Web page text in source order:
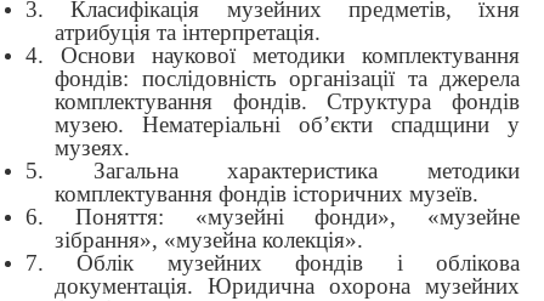
3. Класифікація музейних предметів, їхня
атрибуція та інтерпретація.
4. Основи наукової методики комплектування
фондів: послідовність організації та джерела
комплектування фондів. Структура фондів
музею. Нематеріальні об’єкти спадщини у
музеях.
5. Загальна характеристика методики
комплектування фондів історичних музеїв.
6. Поняття: «музейні фонди», «музейне
зібрання», «музейна колекція».
7. Облік музейних фондів і облікова
документація. Юридична охорона музейних